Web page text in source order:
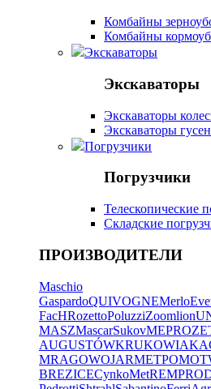
Комбайны
Комбайны
Экскаваторы
Экскаваторы
Экскаваторы
Экскаваторы
Погрузчики
Погрузчики
Телескопические
Складские
ПРОИЗВОДИТЕЛИ
Maschio
GaspardoQUIVOGNEMerlo
FacHRozettoPoluzziZoomlion
MASZMascarSukov
AUGUSTÓWKRUKOWIAK
MRAGOWOJARMETPOMOT
BREZICECynkoMet